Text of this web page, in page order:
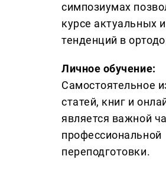
симпозиумах
курсе актуальных
тенденций в
Личное обучение:
Самостоятельное
статей, книг и
является важной
профессиональной
переподготовки.